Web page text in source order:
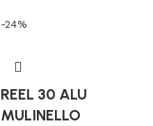
-24%
REEL 30 ALU
MULINELLO